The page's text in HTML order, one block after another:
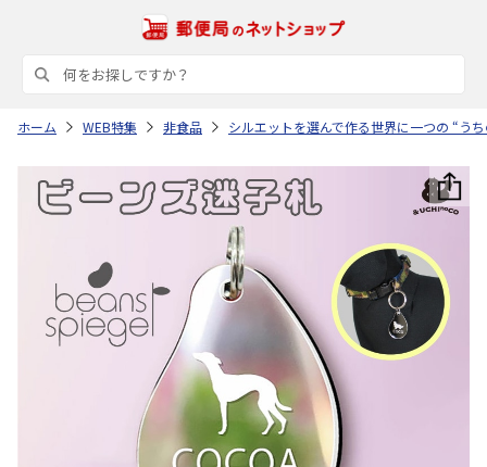
ホーム WEB特集 非食品 シルエットを選んで作る世界に一つの “う